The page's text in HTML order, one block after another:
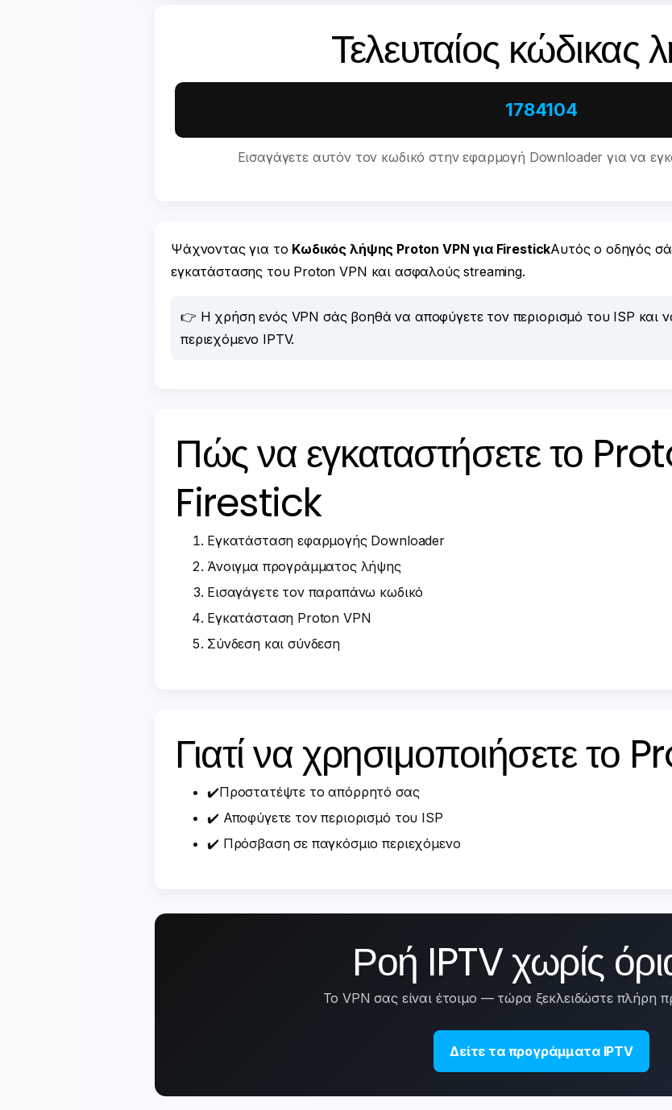
Τελευταίος κώδικας
1784104
Εισαγάγετε αυτόν τον κωδικό στην εφαρμογή Downloader για να
Ψάχνοντας για το Κωδικός λήψης Proton VPN για FirestickΑυτός ο οδηγός
εγκατάστασης του Proton VPN και ασφαλούς streaming.
👉 Η χρήση ενός VPN σάς βοηθά να αποφύγετε τον περιορισμό του ISP και
περιεχόμενο IPTV.
Πώς να εγκαταστήσετε το
Firestick
Εγκατάσταση εφαρμογής Downloader
Άνοιγμα προγράμματος λήψης
Εισαγάγετε τον παραπάνω κωδικό
Εγκατάσταση Proton VPN
Σύνδεση και σύνδεση
Γιατί να χρησιμοποιήσετε το
✔️Προστατέψτε το απόρρητό σας
✔️ Αποφύγετε τον περιορισμό του ISP
✔️ Πρόσβαση σε παγκόσμιο περιεχόμενο
Ροή IPTV χωρίς
Το VPN σας είναι έτοιμο — τώρα ξεκλειδώστε πλήρη
Δείτε τα προγράμματα IPTV